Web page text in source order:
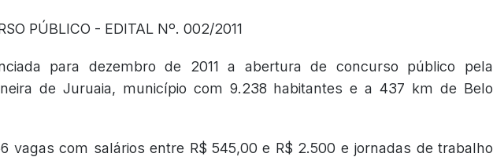
PÚBLICO - EDITAL Nº. 002/2011
para dezembro de 2011 a abertura de concurso público pela
de Juruaia, município com 9.238 habitantes e a 437 km de Belo
vagas com salários entre R$ 545,00 e R$ 2.500 e jornadas de trabalho